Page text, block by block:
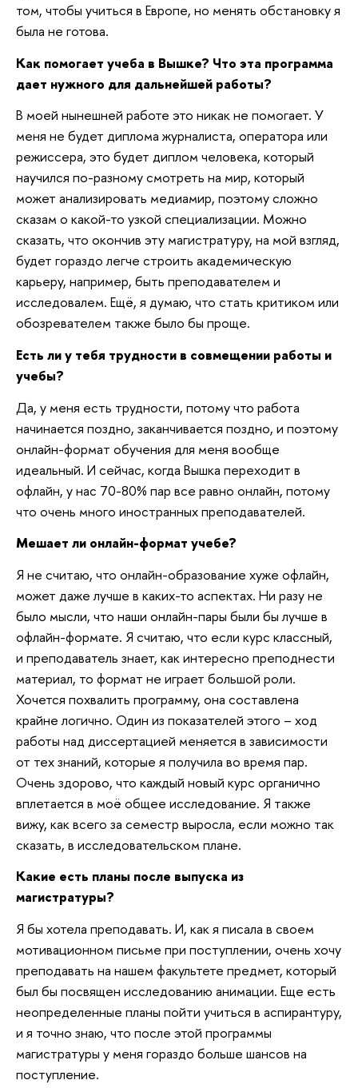
том, чтобы учиться в Европе, но менять обстановку я
была не готова.
Как помогает учеба в Вышке? Что эта программа
дает нужного для дальнейшей работы?
В моей нынешней работе это никак не помогает. У
меня не будет диплома журналиста, оператора или
режиссера, это будет диплом человека, который
научился по-разному смотреть на мир, который
может анализировать медиамир, поэтому сложно
сказам о какой-то узкой специализации. Можно
сказать, что окончив эту магистратуру, на мой взгляд,
будет гораздо легче строить академическую
карьеру, например, быть преподавателем и
исследовалем. Ещё, я думаю, что стать критиком или
обозревателем также было бы проще.
Есть ли у тебя трудности в совмещении работы и
учебы?
Да, у меня есть трудности, потому что работа
начинается поздно, заканчивается поздно, и поэтому
онлайн-формат обучения для меня вообще
идеальный. И сейчас, когда Вышка переходит в
офлайн, у нас 70-80% пар все равно онлайн, потому
что очень много иностранных преподавателей.
Мешает ли онлайн-формат учебе?
Я не считаю, что онлайн-образование хуже офлайн,
может даже лучше в каких-то аспектах. Ни разу не
было мысли, что наши онлайн-пары были бы лучше в
офлайн-формате. Я считаю, что если курс классный,
и преподаватель знает, как интересно преподнести
материал, то формат не играет большой роли.
Хочется похвалить программу, она составлена
крайне логично. Один из показателей этого – ход
работы над диссертацией меняется в зависимости
от тех знаний, которые я получила во время пар.
Очень здорово, что каждый новый курс органично
вплетается в моё общее исследование. Я также
вижу, как всего за семестр выросла, если можно так
сказать, в исследовательском плане.
Какие есть планы после выпуска из
магистратуры?
Я бы хотела преподавать. И, как я писала в своем
мотивационном письме при поступлении, очень хочу
преподавать на нашем факультете предмет, который
был бы посвящен исследованию анимации. Еще есть
неопределенные планы пойти учиться в аспирантуру,
и я точно знаю, что после этой программы
магистратуры у меня гораздо больше шансов на
поступление.